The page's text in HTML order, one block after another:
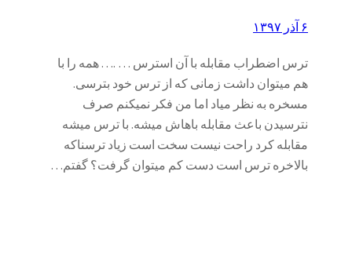
۶ آذر ۱۳۹۷
ترس اضطراب مقابله با آن استرس … .. . . همه را با
هم میتوان داشت زمانی که از ترس خود بترسی.
مسخره به نظر میاد اما من فکر نمیکنم صرف
نترسیدن باعث مقابله باهاش میشه. با ترس میشه
مقابله کرد راحت نیست سخت است زیاد ترسناکه
بالاخره ترس است دست کم میتوان گرفت؟ گفتم…